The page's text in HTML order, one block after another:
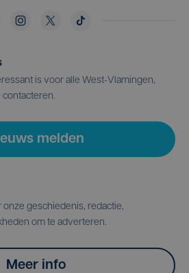
is voor alle West-Vlamingen,
contacteren.
melden
geschiedenis, redactie,
om te adverteren.
Meer info